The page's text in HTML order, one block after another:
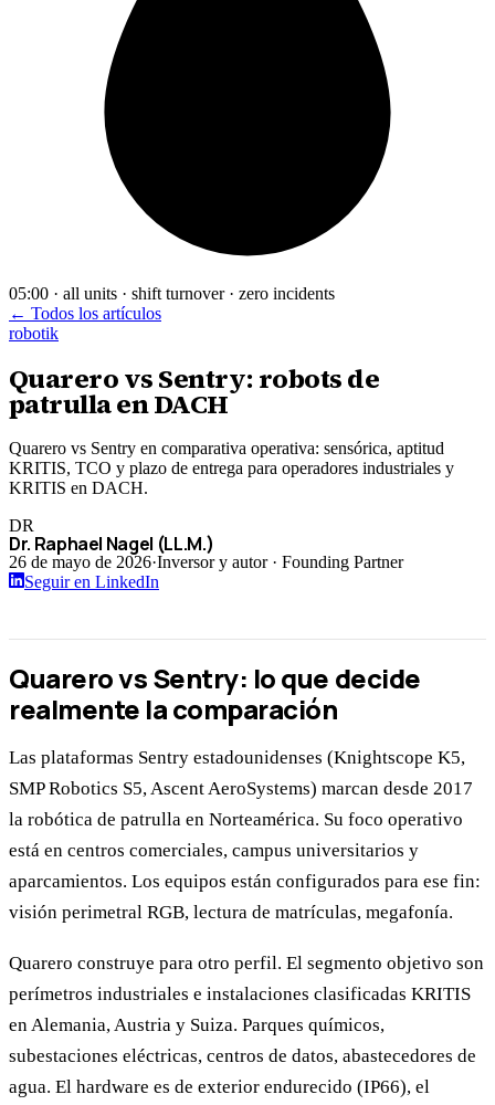
05:00 · all units · shift turnover · zero incidents
← Todos los artículos
robotik
Quarero vs Sentry: robots de
patrulla en DACH
Quarero vs Sentry en comparativa operativa: sensórica, aptitud
KRITIS, TCO y plazo de entrega para operadores industriales y
KRITIS en DACH.
DR
Dr. Raphael Nagel (LL.M.)
26 de mayo de 2026·Inversor y autor · Founding Partner
Seguir en LinkedIn
Quarero vs Sentry: lo que decide
realmente la comparación
Las plataformas Sentry estadounidenses (Knightscope K5,
SMP Robotics S5, Ascent AeroSystems) marcan desde 2017
la robótica de patrulla en Norteamérica. Su foco operativo
está en centros comerciales, campus universitarios y
aparcamientos. Los equipos están configurados para ese fin:
visión perimetral RGB, lectura de matrículas, megafonía.
Quarero construye para otro perfil. El segmento objetivo son
perímetros industriales e instalaciones clasificadas KRITIS
en Alemania, Austria y Suiza. Parques químicos,
subestaciones eléctricas, centros de datos, abastecedores de
agua. El hardware es de exterior endurecido (IP66), el